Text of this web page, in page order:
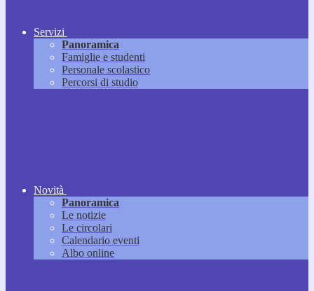
Servizi
Panoramica
Famiglie e studenti
Personale scolastico
Percorsi di studio
Novità
Panoramica
Le notizie
Le circolari
Calendario eventi
Albo online